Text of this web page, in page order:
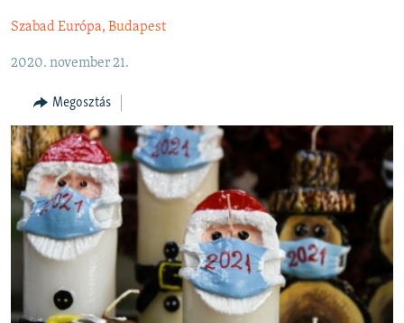
tartalomjegyzékre
ELEMZŐ
NER15
SZABADON
TÁRSADALOM
DEMOKRÁCIA
A PÉNZ NYOMÁBAN
EURÓPAI UNIÓ
VILÁG
KLÍMAVÁLTOZÁS
Szabad Európa, Budapest
2020. november 21.
Megosztás
Spotify